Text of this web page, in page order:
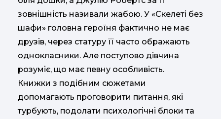
зовнішність називали жабою. У «Скелеті без
шафи» головна героїня фактично не має
друзів, через статуру її часто ображають
однокласники. Але поступово дівчина
розуміє, що має певну особливість.
Книжки з подібним сюжетами
допомагають проговорити питання, які
турбують, подолати психологічні блоки та